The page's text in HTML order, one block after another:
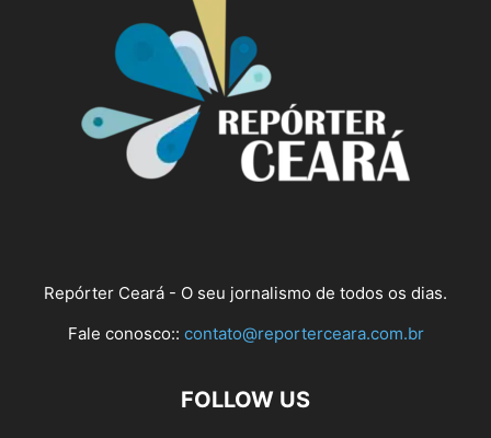
Repórter Ceará - O seu jornalismo de todos os dias.
Fale conosco:: contato@reporterceara.com.br
FOLLOW US